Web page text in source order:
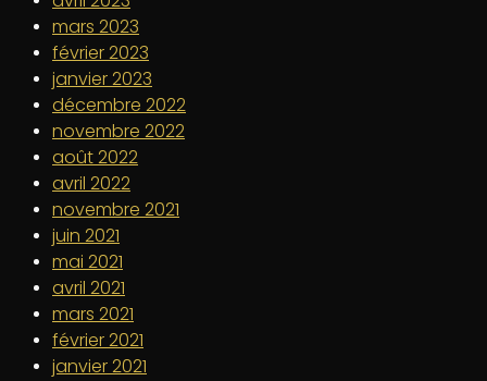
mars 2023
février 2023
janvier 2023
décembre 2022
novembre 2022
août 2022
avril 2022
novembre 2021
juin 2021
mai 2021
avril 2021
mars 2021
février 2021
janvier 2021